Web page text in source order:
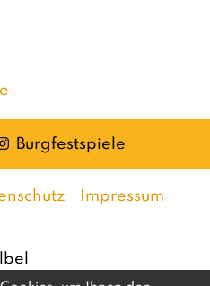
Burgfestspiele
Impressum